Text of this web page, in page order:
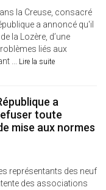
la Creuse, consacré
a annoncé qu'il
la Lozère, d’une
liés aux
... Lire la suite
a
toute
mise aux normes
représentants des neuf
des associations